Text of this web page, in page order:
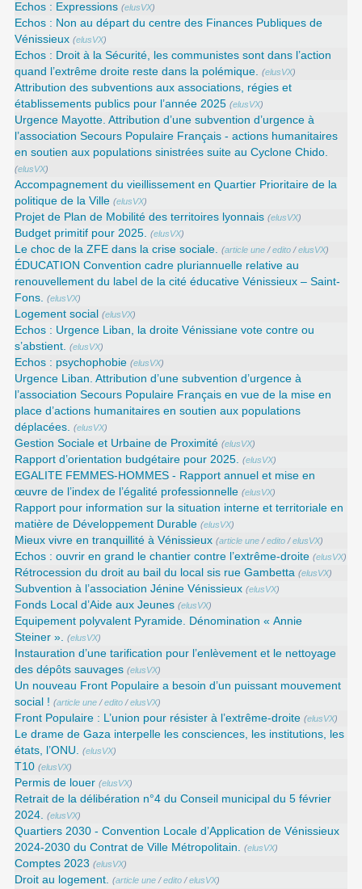
Echos : Expressions (elusVX)
Echos : Non au départ du centre des Finances Publiques de
Vénissieux (elusVX)
Echos : Droit à la Sécurité, les communistes sont dans l’action
quand l’extrême droite reste dans la polémique. (elusVX)
Attribution des subventions aux associations, régies et
établissements publics pour l’année 2025 (elusVX)
Urgence Mayotte. Attribution d’une subvention d’urgence à
l’association Secours Populaire Français - actions humanitaires
en soutien aux populations sinistrées suite au Cyclone Chido.
(elusVX)
Accompagnement du vieillissement en Quartier Prioritaire de la
politique de la Ville (elusVX)
Projet de Plan de Mobilité des territoires lyonnais (elusVX)
Budget primitif pour 2025. (elusVX)
Le choc de la ZFE dans la crise sociale. (article une /edito /elusVX)
ÉDUCATION Convention cadre pluriannuelle relative au
renouvellement du label de la cité éducative Vénissieux – Saint-
Fons. (elusVX)
Logement social (elusVX)
Echos : Urgence Liban, la droite Vénissiane vote contre ou
s’abstient. (elusVX)
Echos : psychophobie (elusVX)
Urgence Liban. Attribution d’une subvention d’urgence à
l’association Secours Populaire Français en vue de la mise en
place d’actions humanitaires en soutien aux populations
déplacées. (elusVX)
Gestion Sociale et Urbaine de Proximité (elusVX)
Rapport d’orientation budgétaire pour 2025. (elusVX)
EGALITE FEMMES-HOMMES - Rapport annuel et mise en
œuvre de l’index de l’égalité professionnelle (elusVX)
Rapport pour information sur la situation interne et territoriale en
matière de Développement Durable (elusVX)
Mieux vivre en tranquillité à Vénissieux (article une /edito /elusVX)
Echos : ouvrir en grand le chantier contre l’extrême-droite (elusVX)
Rétrocession du droit au bail du local sis rue Gambetta (elusVX)
Subvention à l’association Jénine Vénissieux (elusVX)
Fonds Local d’Aide aux Jeunes (elusVX)
Equipement polyvalent Pyramide. Dénomination « Annie
Steiner ». (elusVX)
Instauration d’une tarification pour l’enlèvement et le nettoyage
des dépôts sauvages (elusVX)
Un nouveau Front Populaire a besoin d’un puissant mouvement
social ! (article une /edito /elusVX)
Front Populaire : L’union pour résister à l’extrême-droite (elusVX)
Le drame de Gaza interpelle les consciences, les institutions, les
états, l’ONU. (elusVX)
T10 (elusVX)
Permis de louer (elusVX)
Retrait de la délibération n°4 du Conseil municipal du 5 février
2024. (elusVX)
Quartiers 2030 - Convention Locale d’Application de Vénissieux
2024-2030 du Contrat de Ville Métropolitain. (elusVX)
Comptes 2023 (elusVX)
Droit au logement. (article une /edito /elusVX)